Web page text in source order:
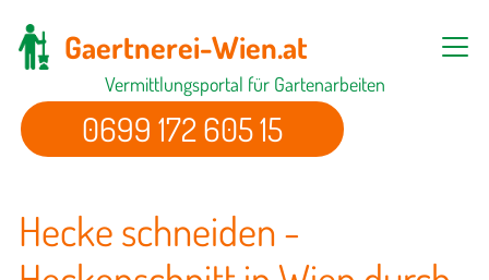
Gaertnerei-Wien.at
Vermittlungsportal für Gartenarbeiten
0699 172 605 15
Hecke schneiden -